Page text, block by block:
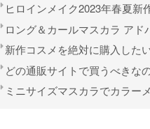
ヒロインメイク2023年春夏新
ロング＆カールマスカラ アド
新作コスメを絶対に購入した
どの通販サイトで買うべきな
ミニサイズマスカラでカラー